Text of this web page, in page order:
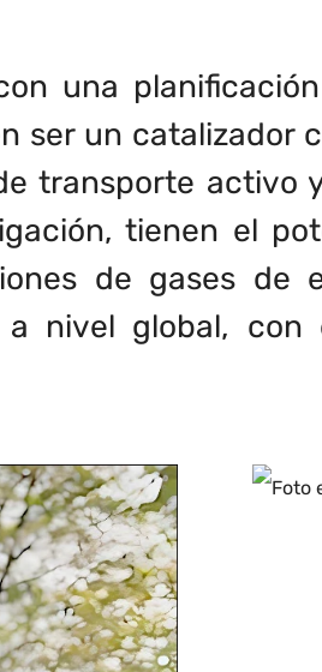
una
ser un
transporte activo
tienen el
de gases de
nivel global,